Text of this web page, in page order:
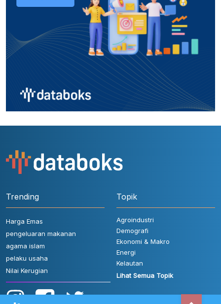
Trending
Harga Emas
pengeluaran makanan
agama islam
pelaku usaha
Nilai Kerugian
Topik
Agroindustri
Demografi
Ekonomi & Makro
Energi
Kelautan
Lihat Semua Topik